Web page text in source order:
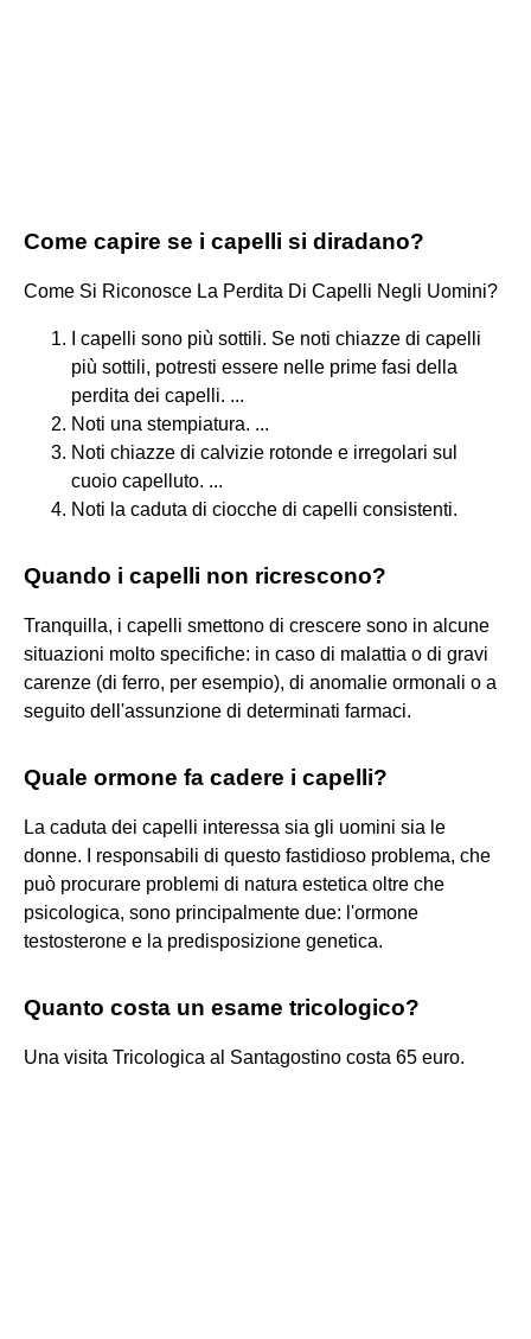
Come capire se i capelli si diradano?
Come Si Riconosce La Perdita Di Capelli Negli Uomini?
I capelli sono più sottili. Se noti chiazze di capelli
più sottili, potresti essere nelle prime fasi della
perdita dei capelli. ...
Noti una stempiatura. ...
Noti chiazze di calvizie rotonde e irregolari sul
cuoio capelluto. ...
Noti la caduta di ciocche di capelli consistenti.
Quando i capelli non ricrescono?
Tranquilla, i capelli smettono di crescere sono in alcune
situazioni molto specifiche: in caso di malattia o di gravi
carenze (di ferro, per esempio), di anomalie ormonali o a
seguito dell'assunzione di determinati farmaci.
Quale ormone fa cadere i capelli?
La caduta dei capelli interessa sia gli uomini sia le
donne. I responsabili di questo fastidioso problema, che
può procurare problemi di natura estetica oltre che
psicologica, sono principalmente due: l'ormone
testosterone e la predisposizione genetica.
Quanto costa un esame tricologico?
Una visita Tricologica al Santagostino costa 65 euro.